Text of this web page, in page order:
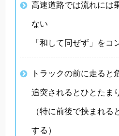
高速道路では流れには
ない
「和して同ぜず」をコ
トラックの前に走ると
追突されるとひとたま
（特に前後で挟まれ
する）